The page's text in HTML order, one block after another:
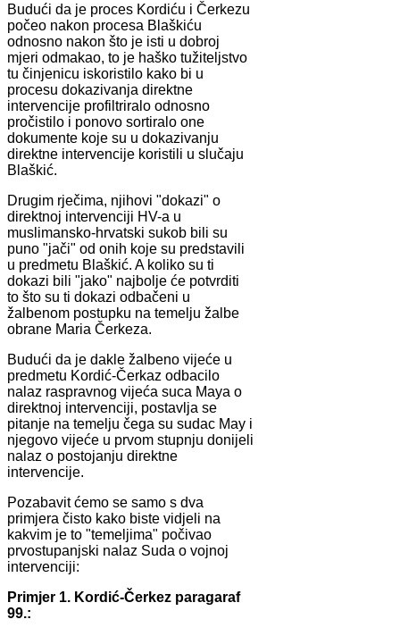
Budući da je proces Kordiću i Čerkezu
počeo nakon procesa Blaškiću
odnosno nakon što je isti u dobroj
mjeri odmakao, to je haško tužiteljstvo
tu činjenicu iskoristilo kako bi u
procesu dokazivanja direktne
intervencije profiltriralo odnosno
pročistilo i ponovo sortiralo one
dokumente koje su u dokazivanju
direktne intervencije koristili u slučaju
Blaškić.
Drugim rječima, njihovi "dokazi" o
direktnoj intervenciji HV-a u
muslimansko-hrvatski sukob bili su
puno "jači" od onih koje su predstavili
u predmetu Blaškić. A koliko su ti
dokazi bili "jako" najbolje će potvrditi
to što su ti dokazi odbačeni u
žalbenom postupku na temelju žalbe
obrane Maria Čerkeza.
Budući da je dakle žalbeno vijeće u
predmetu Kordić-Čerkaz odbacilo
nalaz raspravnog vijeća suca Maya o
direktnoj intervenciji, postavlja se
pitanje na temelju čega su sudac May i
njegovo vijeće u prvom stupnju donijeli
nalaz o postojanju direktne
intervencije.
Pozabavit ćemo se samo s dva
primjera čisto kako biste vidjeli na
kakvim je to "temeljima" počivao
prvostupanjski nalaz Suda o vojnoj
intervenciji:
Primjer 1. Kordić-Čerkez paragaraf
99.: